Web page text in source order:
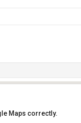
Maps correctly.